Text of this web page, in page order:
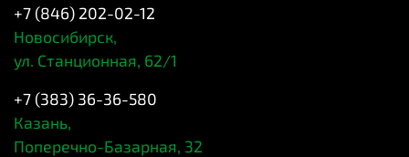
+7 (846) 202-02-12
Новосибирск,
ул. Станционная, 62/1
+7 (383) 36-36-580
Казань,
Поперечно-Базарная, 32